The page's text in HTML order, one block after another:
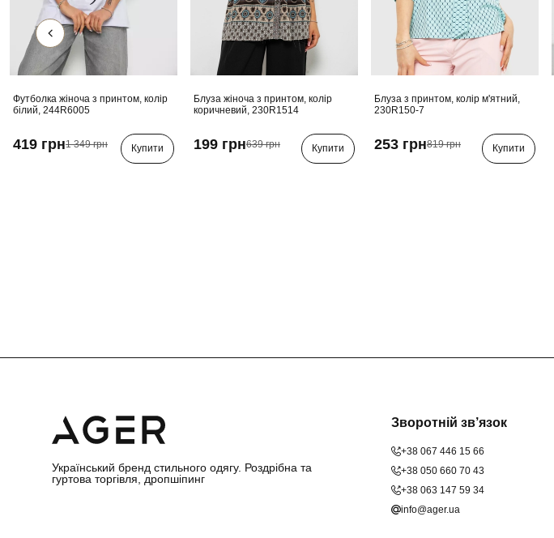
Футболка жіноча з принтом, колір
білий, 244R6005
419 грн1 349 грн Купити
Блуза жіноча з принтом, колір
коричневий, 230R1514
199 грн639 грн Купити
Блуза з принтом, колір м'ятний,
230R150-7
253 грн819 грн Купити
Український бренд стильного одягу. Роздрібна та
гуртова торгівля, дропшіпинг
Зворотній зв’язок
+38 067 446 15 66
+38 050 660 70 43
+38 063 147 59 34
info@ager.ua